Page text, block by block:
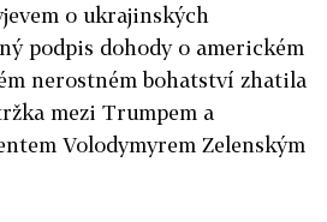
o ukrajinských
podpis dohody o americkém
nerostném bohatství zhatila
mezi Trumpem a
Volodymyrem Zelenským